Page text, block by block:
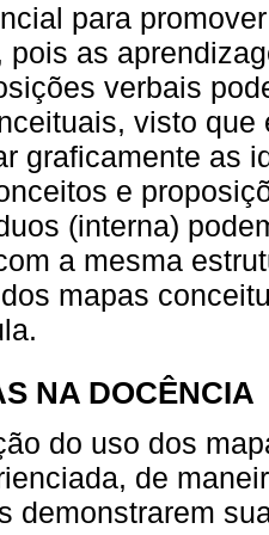
para
pois as
verbais
visto
graficamente as
e
(interna)
a mesma
mapas
NA DOCÊNCIA
do uso dos
de
demonstrarem